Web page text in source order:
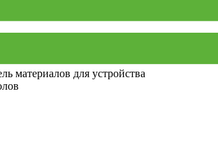
материалов для устройства